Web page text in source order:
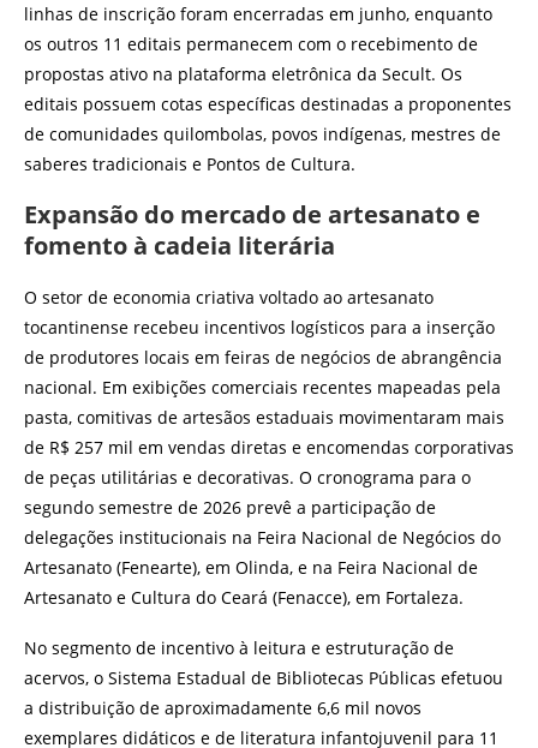
linhas de inscrição foram encerradas em junho, enquanto
os outros 11 editais permanecem com o recebimento de
propostas ativo na plataforma eletrônica da Secult. Os
editais possuem cotas específicas destinadas a proponentes
de comunidades quilombolas, povos indígenas, mestres de
saberes tradicionais e Pontos de Cultura.
Expansão do mercado de artesanato e
fomento à cadeia literária
O setor de economia criativa voltado ao artesanato
tocantinense recebeu incentivos logísticos para a inserção
de produtores locais em feiras de negócios de abrangência
nacional. Em exibições comerciais recentes mapeadas pela
pasta, comitivas de artesãos estaduais movimentaram mais
de R$ 257 mil em vendas diretas e encomendas corporativas
de peças utilitárias e decorativas. O cronograma para o
segundo semestre de 2026 prevê a participação de
delegações institucionais na Feira Nacional de Negócios do
Artesanato (Fenearte), em Olinda, e na Feira Nacional de
Artesanato e Cultura do Ceará (Fenacce), em Fortaleza.
No segmento de incentivo à leitura e estruturação de
acervos, o Sistema Estadual de Bibliotecas Públicas efetuou
a distribuição de aproximadamente 6,6 mil novos
exemplares didáticos e de literatura infantojuvenil para 11